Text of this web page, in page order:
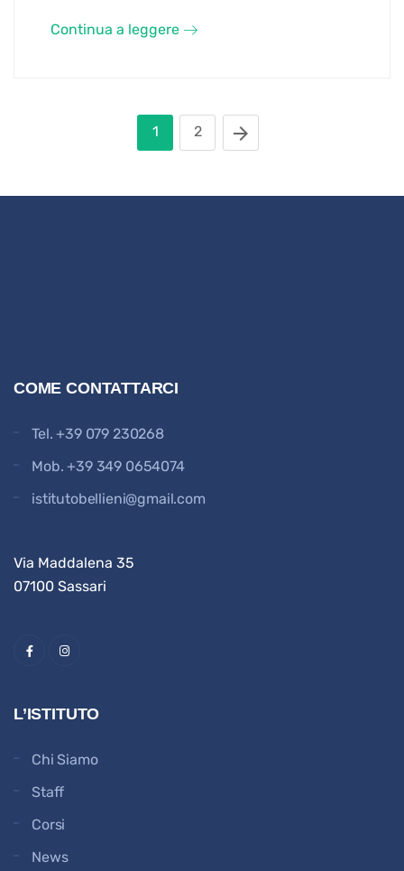
Continua a leggere
1 2
COME CONTATTARCI
Tel.+39 079 230268
Mob.+39 349 0654074
istitutobellieni@gmail.com
Via Maddalena 35
07100 Sassari
L’ISTITUTO
Chi Siamo
Staff
Corsi
News